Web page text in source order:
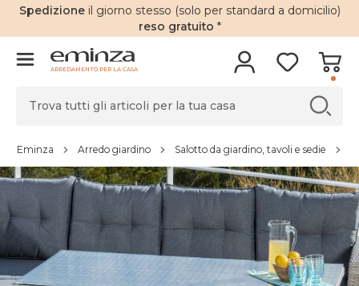
Spedizione il giorno stesso (solo per standard a domicilio)
reso gratuito *
ARREDAMENTO PER LA CASA
Eminza Arredo giardino Salotto da giardino, tavoli e sedie